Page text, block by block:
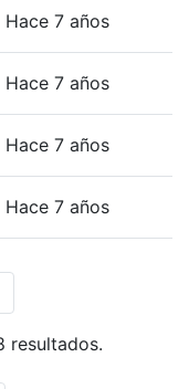
Hace 7 años
Hace 7 años
Hace 7 años
Hace 7 años
resultados.